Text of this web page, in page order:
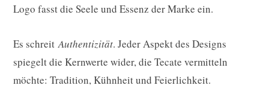
Logo fasst die Seele und Essenz der Marke ein.
Es schreitAuthentizität. Jeder Aspekt des Designs
spiegelt die Kernwerte wider, die Tecate vermitteln
möchte: Tradition, Kühnheit und Feierlichkeit.